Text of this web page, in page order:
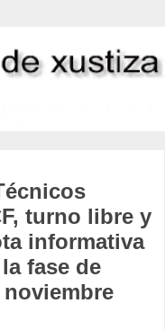
turno libre y
informativa
fase de